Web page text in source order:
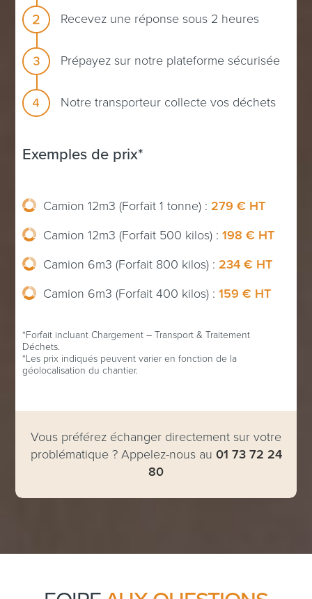
Recevez une réponse sous 2 heures
Prépayez sur notre plateforme sécurisée
Notre transporteur collecte vos déchets
Exemples de prix*
Camion 12m3 (Forfait 1 tonne) :279 € HT
Camion 12m3 (Forfait 500 kilos) :198 € HT
Camion 6m3 (Forfait 800 kilos) :234 € HT
Camion 6m3 (Forfait 400 kilos) :159 € HT
*Forfait incluant Chargement – Transport & Traitement
Déchets.
*Les prix indiqués peuvent varier en fonction de la
géolocalisation du chantier.
Vous préférez échanger directement sur votre
problématique ? Appelez-nous au 01 73 72 24
80